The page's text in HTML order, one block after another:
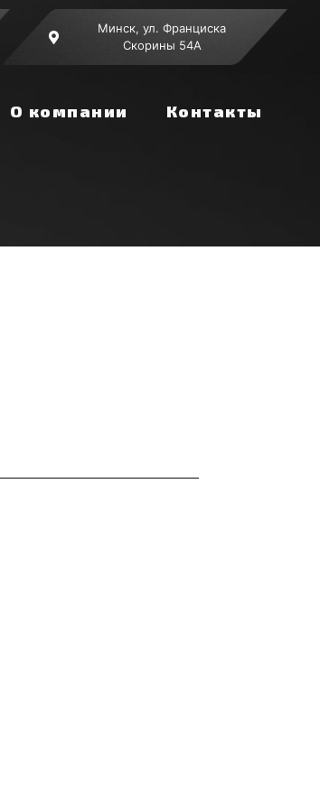
Минск, ул. Франциска
Скорины 54А
О компании Контакты